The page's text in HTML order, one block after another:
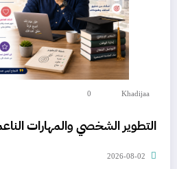
Khadijaa
0
التطوير الشخصي والمهارات الناعمة
2026-08-02